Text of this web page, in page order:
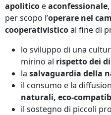
apolitico eaconfessionale,
per scopo l’operare nel
cooperativisticoal fine di
lo sviluppo di una
mirino al rispetto dei
la salvaguardia della
il consumo e la
naturali, eco-
il sostegno di piccoli